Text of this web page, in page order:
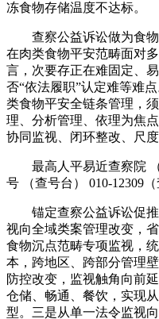
冻食物存储温度不达标。
查察公益诉讼做为食物
在肉类食物平安范畴面对
言，次要存正在难固定、
否“依法履职”认定难等难
类食物平安全链条管理，
理、分析管理、依理为焦
协同监视、闭环整改、尺
最高人平易近查察院 （
号 （查号台） 010-12309
锚定查察公益诉讼促推
视向全域类案管理改变，
食物沉点范畴专项监视，
本，跨地区、跨部分管理
防控改变，监视触角向前
仓储、畅通、餐饮，实现
型。三是从单一法令监视